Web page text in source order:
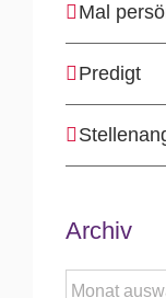
Mal
Predigt
Archiv
Archiv